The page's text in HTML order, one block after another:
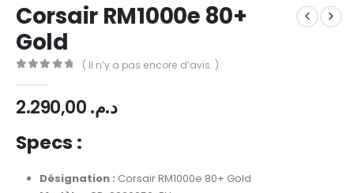
Corsair RM1000e 80+
Gold
( Il n’y a pas encore d’avis. )
د.م.
Specs :
Désignation : Corsair RM1000e 80+ Gold